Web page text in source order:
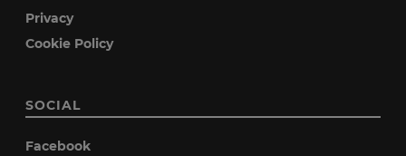
Privacy
Cookie Policy
SOCIAL
Facebook